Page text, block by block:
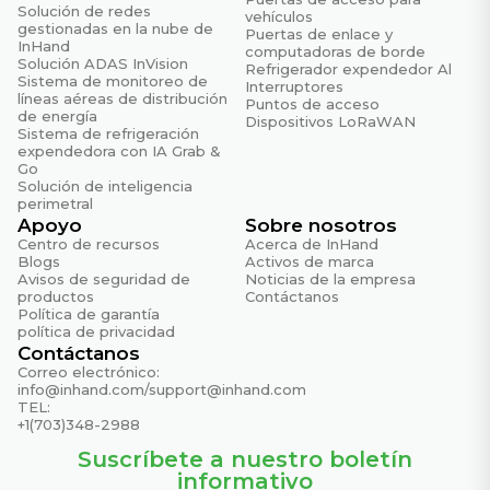
Solución de redes
gestionadas en la nube de
InHand
Solución ADAS InVision
Sistema de monitoreo de
líneas aéreas de distribución
de energía
Sistema de refrigeración
expendedora con IA Grab &
Go
Solución de inteligencia
perimetral
vehículos
Puertas de enlace y
computadoras de borde
Refrigerador expendedor Al
Interruptores
Puntos de acceso
Dispositivos LoRaWAN
Apoyo
Centro de recursos
Blogs
Avisos de seguridad de
productos
Política de garantía
política de privacidad
Sobre nosotros
Acerca de InHand
Activos de marca
Noticias de la empresa
Contáctanos
Contáctanos
Correo electrónico:
info@inhand.com/support@inhand.com
TEL:
+1(703)348-2988
Suscríbete a nuestro boletín
informativo